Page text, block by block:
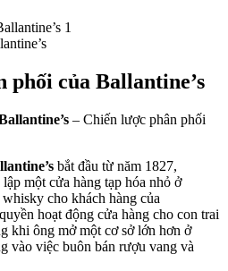
phối của Ballantine’s
– Chiến lược phân phối
bắt đầu từ năm 1827,
lập một cửa hàng tạp hóa nhỏ ở
cho khách hàng của
hoạt động cửa hàng cho con trai
khi ông mở một cơ sở lớn hơn ở
vào việc buôn bán rượu vang và